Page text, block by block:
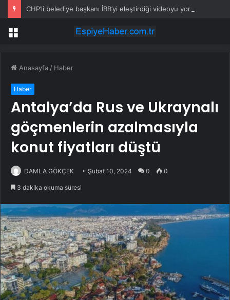
Menü
Anasayfa / Haber
Haber
Antalya’da Rus ve Ukraynalı
göçmenlerin azalmasıyla
konut fiyatları düştü
DAMLA GÖKÇEK Şubat 10, 2024 0 0
3 dakika okuma süresi